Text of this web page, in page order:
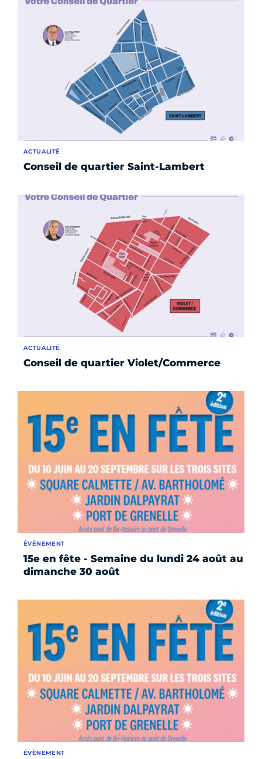
Conseil de quartier Saint-Lambert
ACTUALITÉ
Conseil de quartier Violet/Commerce
ACTUALITÉ
15e en fête - Semaine du lundi 24 août au
dimanche 30 août
ÉVÈNEMENT
ÉVÈNEMENT